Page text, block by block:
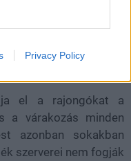
Privacy Policy
magabiztos
el a rajongókat a
a várakozás minden
azonban sokakban
szerverei nem fogják